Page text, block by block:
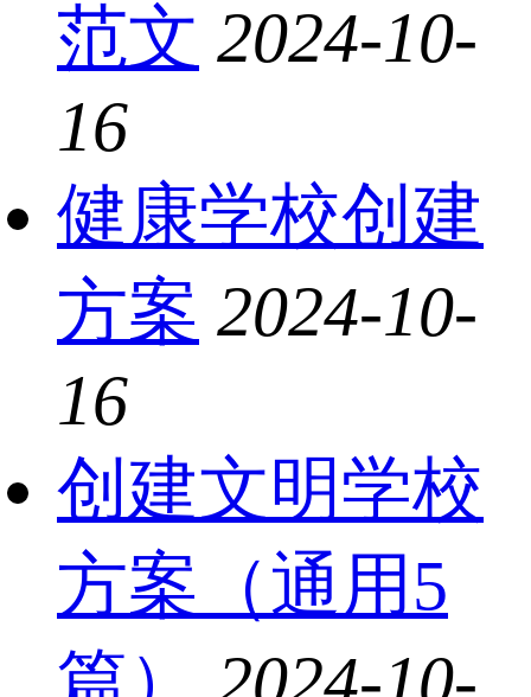
范文 2024-10-
16
健康学校创建
方案 2024-10-
16
创建文明学校
方案（通用5